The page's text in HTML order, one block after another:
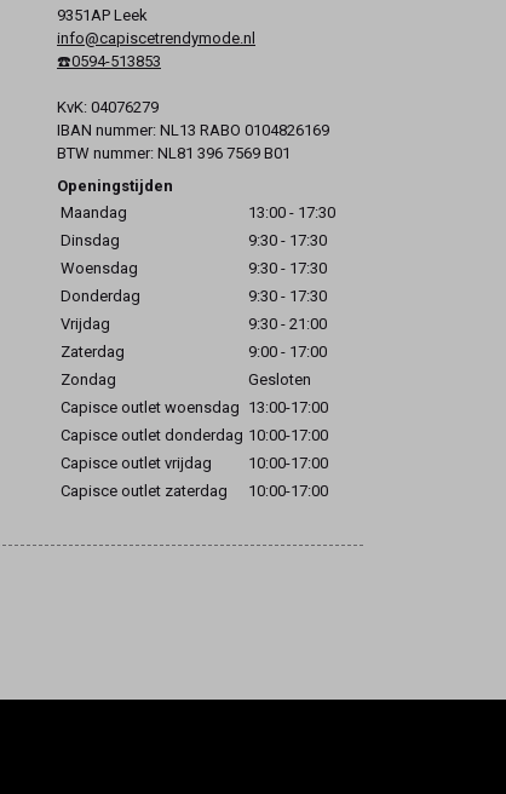
9351AP Leek
info@capiscetrendymode.nl
☎️0594-513853
KvK: 04076279
IBAN nummer: NL13 RABO 0104826169
BTW nummer: NL81 396 7569 B01
Openingstijden
Maandag
13:00 - 17:30
Dinsdag
9:30 - 17:30
Woensdag
9:30 - 17:30
Donderdag
9:30 - 17:30
Vrijdag
9:30 - 21:00
Zaterdag
9:00 - 17:00
Zondag
Gesloten
Capisce outlet woensdag 13:00-17:00
Capisce outlet donderdag 10:00-17:00
Capisce outlet vrijdag
10:00-17:00
Capisce outlet zaterdag
10:00-17:00